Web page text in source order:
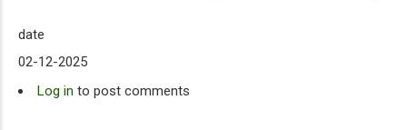
date
02-12-2025
Log in to post comments